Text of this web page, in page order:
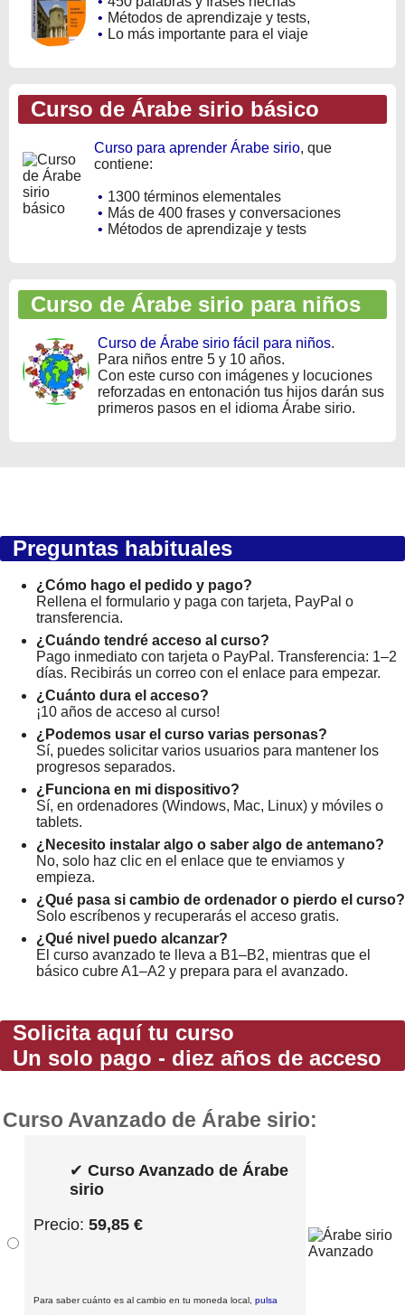
• Métodos de aprendizaje y tests,
• Lo más importante para el viaje
Curso de Árabe sirio básico
Curso para aprender Árabe sirio, que
contiene:
• 1300 términos elementales
• Más de 400 frases y conversaciones
• Métodos de aprendizaje y tests
Curso de Árabe sirio para niños
Curso de Árabe sirio fácil para niños.
Para niños entre 5 y 10 años.
Con este curso con imágenes y locuciones
reforzadas en entonación tus hijos darán sus
primeros pasos en el idioma Árabe sirio.
Preguntas habituales
¿Cómo hago el pedido y pago?
Rellena el formulario y paga con tarjeta, PayPal o
transferencia.
¿Cuándo tendré acceso al curso?
Pago inmediato con tarjeta o PayPal. Transferencia: 1–2
días. Recibirás un correo con el enlace para empezar.
¿Cuánto dura el acceso?
¡10 años de acceso al curso!
¿Podemos usar el curso varias personas?
Sí, puedes solicitar varios usuarios para mantener los
progresos separados.
¿Funciona en mi dispositivo?
Sí, en ordenadores (Windows, Mac, Linux) y móviles o
tablets.
¿Necesito instalar algo o saber algo de antemano?
No, solo haz clic en el enlace que te enviamos y
empieza.
¿Qué pasa si cambio de ordenador o pierdo el curso?
Solo escríbenos y recuperarás el acceso gratis.
¿Qué nivel puedo alcanzar?
El curso avanzado te lleva a B1–B2, mientras que el
básico cubre A1–A2 y prepara para el avanzado.
Solicita aquí tu curso
Un solo pago - diez años de acceso
Curso Avanzado de Árabe sirio:
✔ Curso Avanzado de Árabe
sirio
Precio: 59,85 €
Para saber cuánto es al cambio en tu moneda local, pulsa